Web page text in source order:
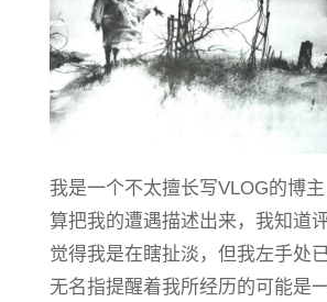
我是一个不太擅长写VLOG的博主
算把我的遭遇描述出来，我知道
觉得我是在瞎扯淡，但我左手处
无名指提醒着我所经历的可能是